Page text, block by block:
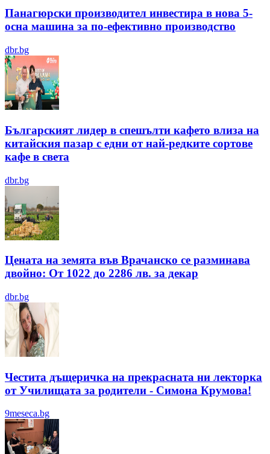
Панагюрски производител инвестира в нова 5-
осна машина за по-ефективно производство
dbr.bg
Българският лидер в спешълти кафето влиза на
китайския пазар с едни от най-редките сортове
кафе в света
dbr.bg
Цената на земята във Врачанско се разминава
двойно: От 1022 до 2286 лв. за декар
dbr.bg
Честита дъщеричка на прекрасната ни лекторка
от Училищата за родители - Симона Крумова!
9meseca.bg